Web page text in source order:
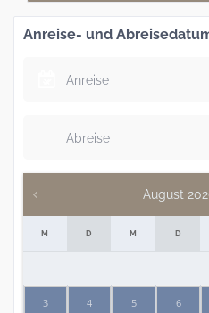
Anreise- und
August
M D M D
3 4 5 6